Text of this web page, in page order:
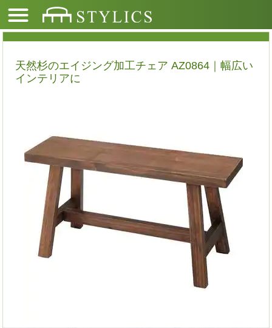
天然杉のエイジング加工チェア AZ0864｜幅広い
インテリアに